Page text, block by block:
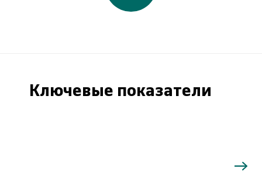
Ключевые показатели